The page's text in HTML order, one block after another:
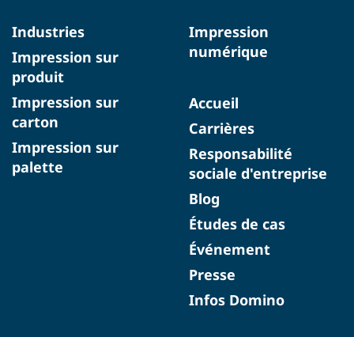
Industries
Impression sur
produit
Impression sur
carton
Impression sur
palette
Impression
numérique
Accueil
Carrières
Responsabilité
sociale d'entreprise
Blog
Études de cas
Événement
Presse
Infos Domino